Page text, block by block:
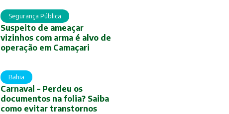
Segurança Pública
Suspeito de ameaçar
vizinhos com arma é alvo de
operação em Camaçari
Bahia
Carnaval – Perdeu os
documentos na folia? Saiba
como evitar transtornos